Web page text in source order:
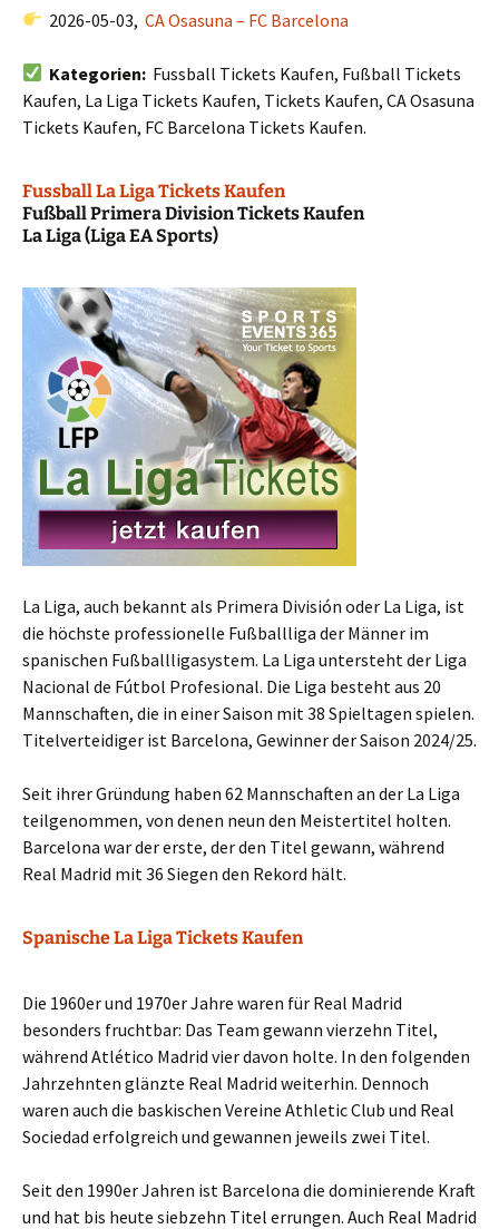
2026-05-03,CA Osasuna – FC Barcelona
Kategorien: Fussball Tickets Kaufen, Fußball Tickets
Kaufen, La Liga Tickets Kaufen, Tickets Kaufen, CA Osasuna
Tickets Kaufen, FC Barcelona Tickets Kaufen.
Fussball La Liga Tickets Kaufen
Fußball Primera Division Tickets Kaufen
La Liga (Liga EA Sports)
La Liga, auch bekannt als Primera División oder La Liga, ist
die höchste professionelle Fußballliga der Männer im
spanischen Fußballligasystem. La Liga untersteht der Liga
Nacional de Fútbol Profesional. Die Liga besteht aus 20
Mannschaften, die in einer Saison mit 38 Spieltagen spielen.
Titelverteidiger ist Barcelona, Gewinner der Saison 2024/25.
Seit ihrer Gründung haben 62 Mannschaften an der La Liga
teilgenommen, von denen neun den Meistertitel holten.
Barcelona war der erste, der den Titel gewann, während
Real Madrid mit 36 Siegen den Rekord hält.
Spanische La Liga Tickets Kaufen
Die 1960er und 1970er Jahre waren für Real Madrid
besonders fruchtbar: Das Team gewann vierzehn Titel,
während Atlético Madrid vier davon holte. In den folgenden
Jahrzehnten glänzte Real Madrid weiterhin. Dennoch
waren auch die baskischen Vereine Athletic Club und Real
Sociedad erfolgreich und gewannen jeweils zwei Titel.
Seit den 1990er Jahren ist Barcelona die dominierende Kraft
und hat bis heute siebzehn Titel errungen. Auch Real Madrid